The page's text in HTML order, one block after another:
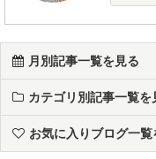
月別記事一覧を見る
カテゴリ別記事一覧を
お気に入りブログ一覧